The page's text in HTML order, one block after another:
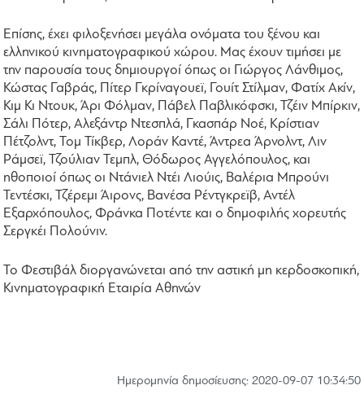
Επίσης, έχει φιλοξενήσει μεγάλα ονόματα του ξένου και
ελληνικού κινηματογραφικού χώρου. Μας έχουν τιμήσει με
την παρουσία τους δημιουργοί όπως οι Γιώργος Λάνθιμος,
Κώστας Γαβράς, Πίτερ Γκρίναγουεϊ, Γουίτ Στίλμαν, Φατίχ Ακίν,
Κιμ Κι Ντουκ, Άρι Φόλμαν, Πάβελ Παβλικόφσκι, Τζέιν Μπίρκιν,
Σάλι Πότερ, Αλεξάντρ Ντεσπλά, Γκασπάρ Νοέ, Κρίστιαν
Πέτζολντ, Τομ Τίκβερ, Λοράν Καντέ, Άντρεα Άρνολντ, Λιν
Ράμσεϊ, Τζούλιαν Τεμπλ, Θόδωρος Αγγελόπουλος, και
ηθοποιοί όπως οι Ντάνιελ Ντέι Λιούις, Βαλέρια Μπρούνι
Τεντέσκι, Τζέρεμι Άιρονς, Βανέσα Ρέντγκρεϊβ, Αντέλ
Εξαρχόπουλος, Φράνκα Ποτέντε και ο δημοφιλής χορευτής
Σεργκέι Πολούνιν.
Το Φεστιβάλ διοργανώνεται από την αστική μη κερδοσκοπική,
Κινηματογραφική Εταιρία Αθηνών
Hμερομηνία δημοσίευσης: 2020-09-07 10:34:50